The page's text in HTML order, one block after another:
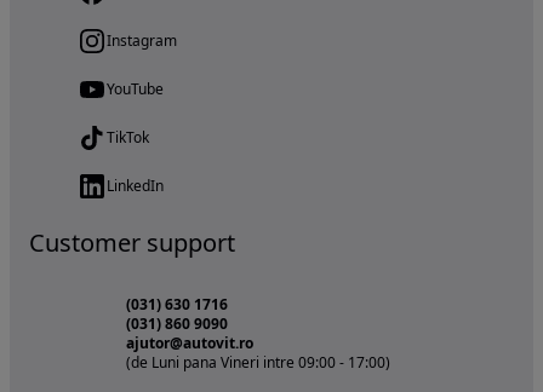
Instagram
YouTube
TikTok
LinkedIn
Customer support
(031) 630 1716
(031) 860 9090
ajutor@autovit.ro
(de Luni pana Vineri intre 09:00 - 17:00)